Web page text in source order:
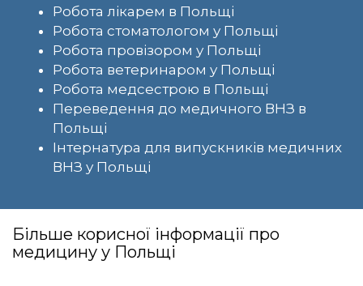
Робота лікарем в Польщі
Робота стоматологом у Польщі
Робота провізором у Польщі
Робота ветеринаром у Польщі
Робота медсестрою в Польщі
Переведення до медичного ВНЗ в
Польщі
Інтернатура для випускників медичних
ВНЗ у Польщі
Більше корисної інформації про
медицину у Польщі